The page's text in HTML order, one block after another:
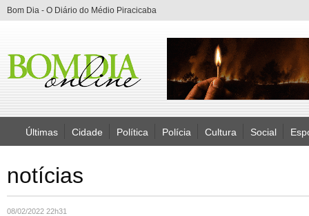
Bom Dia - O Diário do Médio Piracicaba
Últimas Cidade Política Polícia Cultura Social
notícias
08/02/2022 22h31